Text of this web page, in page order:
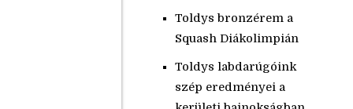
Toldys bronzérem a
Squash Diákolimpián
Toldys labdarúgóink
szép eredményei a